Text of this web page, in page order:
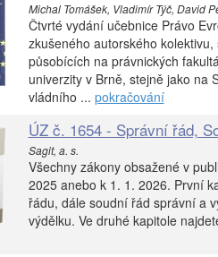
Michal Tomášek, Vladimír Týč, David
Čtvrté vydání učebnice Právo
zkušeného autorského
působících na právnických
univerzity v Brně, stejně jako na
vládního ... pokračování
ÚZ č. 1654 - Správní řád,
Sagit, a. s.
Všechny zákony obsažené v
2025 anebo k 1. 1. 2026. První
řádu, dále soudní řád správní a
výdělku. Ve druhé kapitole